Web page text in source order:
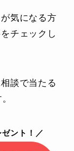
気になる方
チェックし
談で当たる
ント！／